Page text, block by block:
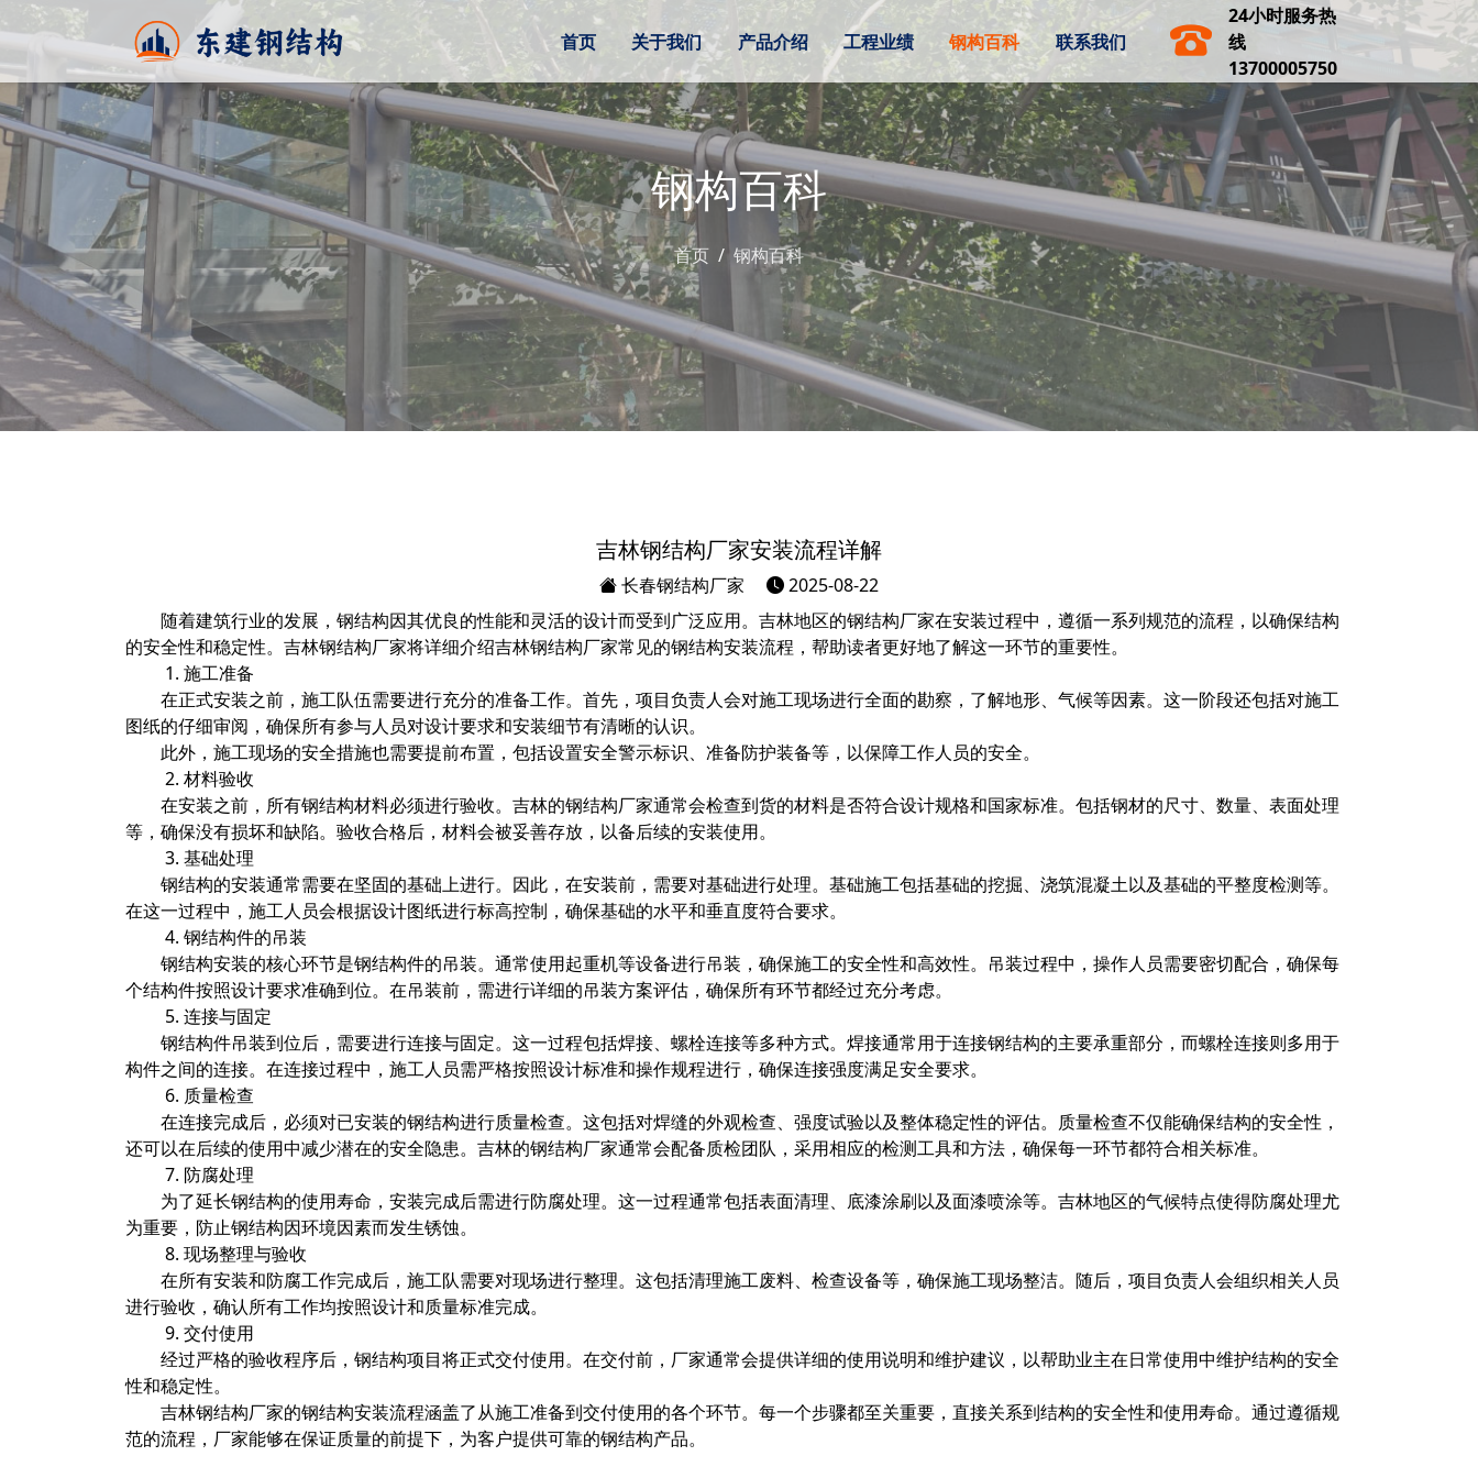
首页 关于我们 产品介绍 工程业绩 钢构百科 联系我们
24小时服务热
线
13700005750
钢构百科
首页 钢构百科
吉林钢结构厂家安装流程详解
长春钢结构厂家
2025-08-22
随着建筑行业的发展，钢结构因其优良的性能和灵活的设计而受到广泛应用。吉林地区的钢结构厂家在安装过程中，遵循一系列规范的流程，以确保结构
的安全性和稳定性。吉林钢结构厂家将详细介绍吉林钢结构厂家常见的钢结构安装流程，帮助读者更好地了解这一环节的重要性。
1. 施工准备
在正式安装之前，施工队伍需要进行充分的准备工作。首先，项目负责人会对施工现场进行全面的勘察，了解地形、气候等因素。这一阶段还包括对施工
图纸的仔细审阅，确保所有参与人员对设计要求和安装细节有清晰的认识。
此外，施工现场的安全措施也需要提前布置，包括设置安全警示标识、准备防护装备等，以保障工作人员的安全。
2. 材料验收
在安装之前，所有钢结构材料必须进行验收。吉林的钢结构厂家通常会检查到货的材料是否符合设计规格和国家标准。包括钢材的尺寸、数量、表面处理
等，确保没有损坏和缺陷。验收合格后，材料会被妥善存放，以备后续的安装使用。
3. 基础处理
钢结构的安装通常需要在坚固的基础上进行。因此，在安装前，需要对基础进行处理。基础施工包括基础的挖掘、浇筑混凝土以及基础的平整度检测等。
在这一过程中，施工人员会根据设计图纸进行标高控制，确保基础的水平和垂直度符合要求。
4. 钢结构件的吊装
钢结构安装的核心环节是钢结构件的吊装。通常使用起重机等设备进行吊装，确保施工的安全性和高效性。吊装过程中，操作人员需要密切配合，确保每
个结构件按照设计要求准确到位。在吊装前，需进行详细的吊装方案评估，确保所有环节都经过充分考虑。
5. 连接与固定
钢结构件吊装到位后，需要进行连接与固定。这一过程包括焊接、螺栓连接等多种方式。焊接通常用于连接钢结构的主要承重部分，而螺栓连接则多用于
构件之间的连接。在连接过程中，施工人员需严格按照设计标准和操作规程进行，确保连接强度满足安全要求。
6. 质量检查
在连接完成后，必须对已安装的钢结构进行质量检查。这包括对焊缝的外观检查、强度试验以及整体稳定性的评估。质量检查不仅能确保结构的安全性，
还可以在后续的使用中减少潜在的安全隐患。吉林的钢结构厂家通常会配备质检团队，采用相应的检测工具和方法，确保每一环节都符合相关标准。
7. 防腐处理
为了延长钢结构的使用寿命，安装完成后需进行防腐处理。这一过程通常包括表面清理、底漆涂刷以及面漆喷涂等。吉林地区的气候特点使得防腐处理尤
为重要，防止钢结构因环境因素而发生锈蚀。
8. 现场整理与验收
在所有安装和防腐工作完成后，施工队需要对现场进行整理。这包括清理施工废料、检查设备等，确保施工现场整洁。随后，项目负责人会组织相关人员
进行验收，确认所有工作均按照设计和质量标准完成。
9. 交付使用
经过严格的验收程序后，钢结构项目将正式交付使用。在交付前，厂家通常会提供详细的使用说明和维护建议，以帮助业主在日常使用中维护结构的安全
性和稳定性。
吉林钢结构厂家的钢结构安装流程涵盖了从施工准备到交付使用的各个环节。每一个步骤都至关重要，直接关系到结构的安全性和使用寿命。通过遵循规
范的流程，厂家能够在保证质量的前提下，为客户提供可靠的钢结构产品。